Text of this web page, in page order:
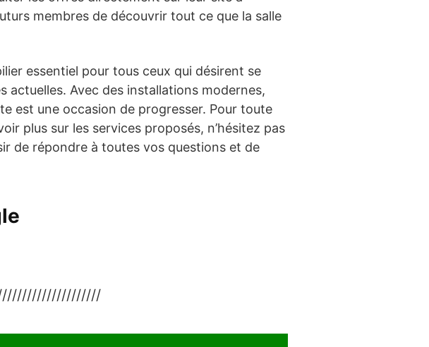
membres de découvrir tout ce que la salle
essentiel pour tous ceux qui désirent se
Avec des installations modernes,
est une occasion de progresser. Pour toute
plus sur les services proposés, n’hésitez pas
de répondre à toutes vos questions et de